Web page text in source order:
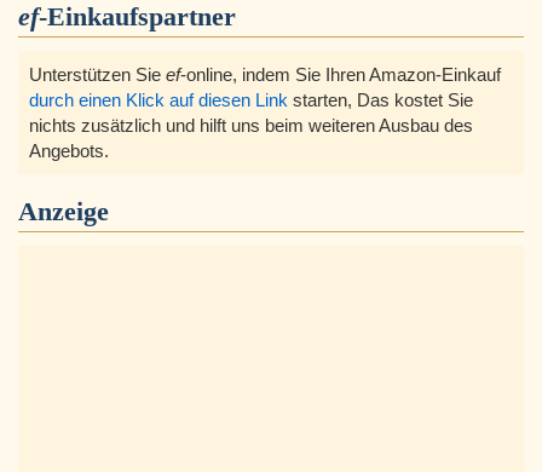
ef-Einkaufspartner
Unterstützen Sie ef-online, indem Sie Ihren Amazon-Einkauf
durch einen Klick auf diesen Link starten, Das kostet Sie
nichts zusätzlich und hilft uns beim weiteren Ausbau des
Angebots.
Anzeige